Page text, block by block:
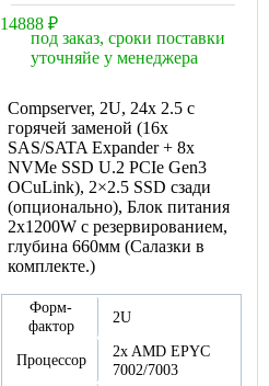
14888 ₽
под заказ, сроки поставки
уточняйе у менеджера
Compserver, 2U, 24x 2.5 с
горячей заменой (16х
SAS/SATA Expander + 8х
NVMe SSD U.2 PCIe Gen3
OCuLink), 2×2.5 SSD сзади
(опционально), Блок питания
2х1200W с резервированием,
глубина 660мм (Салазки в
комплекте.)
Форм-
фактор
2U
Процессор
2x AMD EPYC
7002/7003